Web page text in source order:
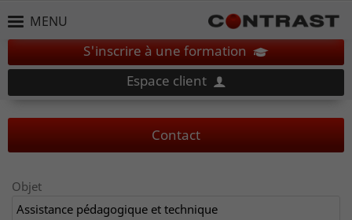
MENU
S'inscrire à une formation
Espace client
Contact
Objet